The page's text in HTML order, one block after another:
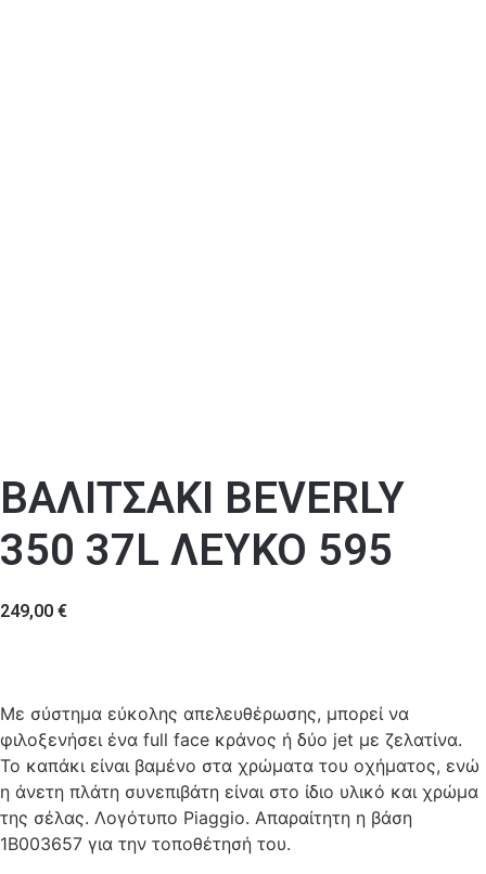
ΒΑΛΙΤΣΑΚΙ ΒEVERLY
350 37L ΛΕΥΚΟ 595
249,00 €
Με σύστημα εύκολης απελευθέρωσης, μπορεί να
φιλοξενήσει ένα full face κράνος ή δύο jet με ζελατίνα.
Το καπάκι είναι βαμένο στα χρώματα του οχήματος, ενώ
η άνετη πλάτη συνεπιβάτη είναι στο ίδιο υλικό και χρώμα
της σέλας. Λογότυπο Piaggio. Απαραίτητη η βάση
1Β003657 για την τοποθέτησή του.